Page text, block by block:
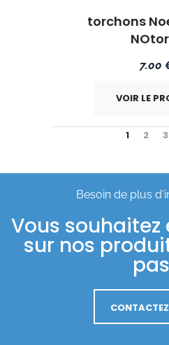
torchons
7.00
VOIR LE
1 2 3
Besoin de plus
Vous souhaitez
sur nos